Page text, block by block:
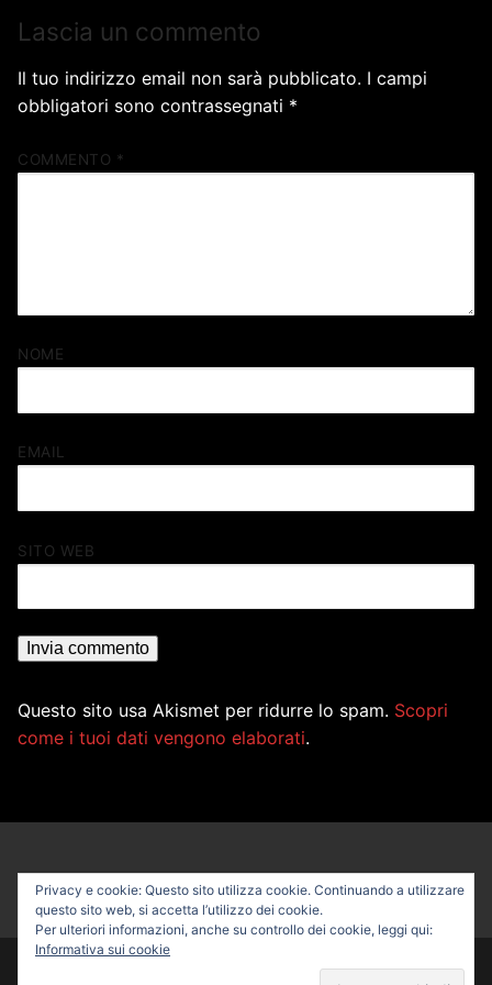
Lascia un commento
Il tuo indirizzo email non sarà pubblicato. I campi
obbligatori sono contrassegnati *
COMMENTO *
NOME
EMAIL
SITO WEB
Questo sito usa Akismet per ridurre lo spam. Scopri
come i tuoi dati vengono elaborati.
Privacy e cookie: Questo sito utilizza cookie. Continuando a utilizzare
questo sito web, si accetta l’utilizzo dei cookie.
Per ulteriori informazioni, anche su controllo dei cookie, leggi qui:
Informativa sui cookie